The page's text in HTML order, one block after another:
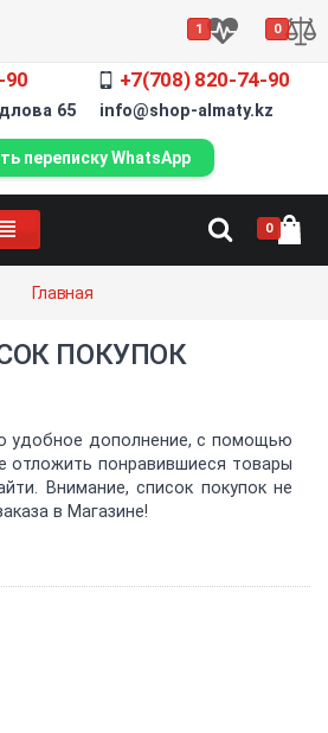
1 0
90 +7(708) 820-74-90
65 info@shop-almaty.kz
переписку WhatsApp
0
Главная
ПОКУПОК
удобное дополнение, с помощью
отложить понравившиеся товары
Внимание, список покупок не
в Магазине!